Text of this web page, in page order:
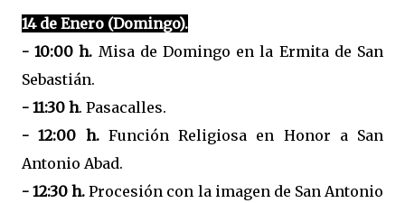
14 de Enero (Domingo).
- 10:00 h. Misa de Domingo en la Ermita de San
Sebastián.
- 11:30 h. Pasacalles.
- 12:00 h.Función Religiosa en Honor a San
Antonio Abad.
- 12:30 h. Procesión con la imagen de San Antonio